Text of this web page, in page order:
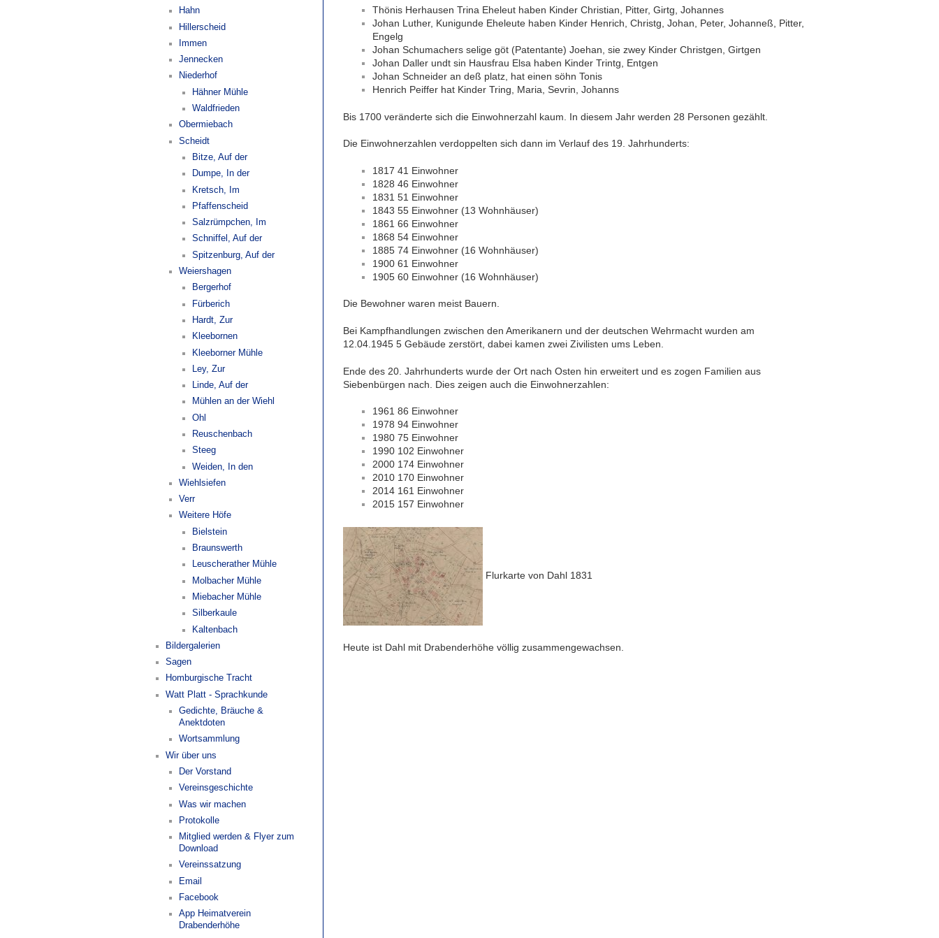
Hahn
Hillerscheid
Immen
Jennecken
Niederhof
Hähner Mühle
Waldfrieden
Obermiebach
Scheidt
Bitze, Auf der
Dumpe, In der
Kretsch, Im
Pfaffenscheid
Salzrümpchen, Im
Schniffel, Auf der
Spitzenburg, Auf der
Weiershagen
Bergerhof
Fürberich
Hardt, Zur
Kleebornen
Kleeborner Mühle
Ley, Zur
Linde, Auf der
Mühlen an der Wiehl
Ohl
Reuschenbach
Steeg
Weiden, In den
Wiehlsiefen
Verr
Weitere Höfe
Bielstein
Braunswerth
Leuscherather Mühle
Molbacher Mühle
Miebacher Mühle
Silberkaule
Kaltenbach
Bildergalerien
Sagen
Homburgische Tracht
Watt Platt - Sprachkunde
Gedichte, Bräuche &
Anektdoten
Wortsammlung
Wir über uns
Der Vorstand
Vereinsgeschichte
Was wir machen
Protokolle
Mitglied werden & Flyer zum
Download
Vereinssatzung
Email
Facebook
App Heimatverein
Drabenderhöhe
Thönis Herhausen Trina Eheleut haben Kinder Christian, Pitter, Girtg, Johannes
Johan Luther, Kunigunde Eheleute haben Kinder Henrich, Christg, Johan, Peter, Johanneß, Pitter,
Engelg
Johan Schumachers selige göt (Patentante) Joehan, sie zwey Kinder Christgen, Girtgen
Johan Daller undt sin Hausfrau Elsa haben Kinder Trintg, Entgen
Johan Schneider an deß platz, hat einen söhn Tonis
Henrich Peiffer hat Kinder Tring, Maria, Sevrin, Johanns
Bis 1700 veränderte sich die Einwohnerzahl kaum. In diesem Jahr werden 28 Personen gezählt.
Die Einwohnerzahlen verdoppelten sich dann im Verlauf des 19. Jahrhunderts:
1817 41 Einwohner
1828 46 Einwohner
1831 51 Einwohner
1843 55 Einwohner (13 Wohnhäuser)
1861 66 Einwohner
1868 54 Einwohner
1885 74 Einwohner (16 Wohnhäuser)
1900 61 Einwohner
1905 60 Einwohner (16 Wohnhäuser)
Die Bewohner waren meist Bauern.
Bei Kampfhandlungen zwischen den Amerikanern und der deutschen Wehrmacht wurden am
12.04.1945 5 Gebäude zerstört, dabei kamen zwei Zivilisten ums Leben.
Ende des 20. Jahrhunderts wurde der Ort nach Osten hin erweitert und es zogen Familien aus
Siebenbürgen nach. Dies zeigen auch die Einwohnerzahlen:
1961 86 Einwohner
1978 94 Einwohner
1980 75 Einwohner
1990 102 Einwohner
2000 174 Einwohner
2010 170 Einwohner
2014 161 Einwohner
2015 157 Einwohner
Flurkarte von Dahl 1831
Heute ist Dahl mit Drabenderhöhe völlig zusammengewachsen.